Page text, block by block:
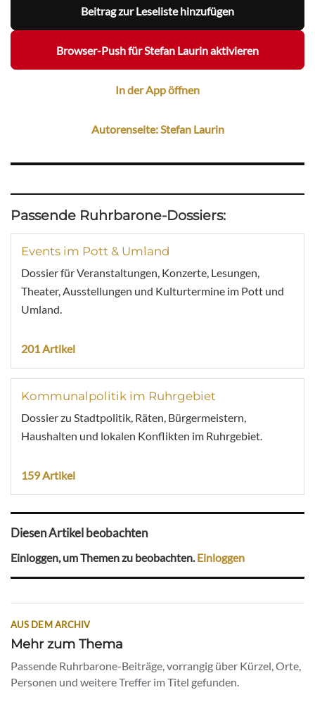
Beitrag zur Leseliste hinzufügen
Browser-Push für Stefan Laurin aktivieren
In der App öffnen
Autorenseite: Stefan Laurin
Passende Ruhrbarone-Dossiers:
Events im Pott & Umland
Dossier für Veranstaltungen, Konzerte, Lesungen,
Theater, Ausstellungen und Kulturtermine im Pott und
Umland.
201 Artikel
Kommunalpolitik im Ruhrgebiet
Dossier zu Stadtpolitik, Räten, Bürgermeistern,
Haushalten und lokalen Konflikten im Ruhrgebiet.
159 Artikel
Diesen Artikel beobachten
Einloggen, um Themen zu beobachten.Einloggen
AUS DEM ARCHIV
Mehr zum Thema
Passende Ruhrbarone-Beiträge, vorrangig über Kürzel, Orte,
Personen und weitere Treffer im Titel gefunden.